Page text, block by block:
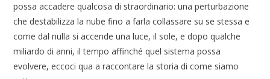
possa accadere qualcosa di straordinario: una perturbazione
che destabilizza la nube fino a farla collassare su se stessa e
come dal nulla si accende una luce, il sole, e dopo qualche
miliardo di anni, il tempo affinché quel sistema possa
evolvere, eccoci qua a raccontare la storia di come siamo